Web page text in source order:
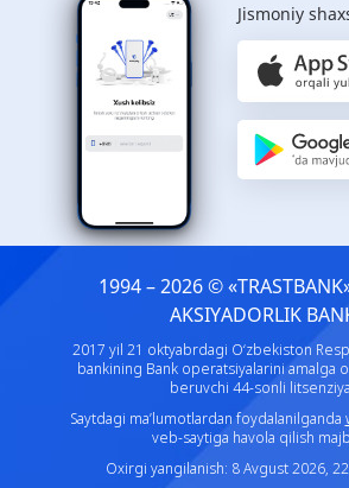
Jismoniy
1994 – 2026 ©
AKSIYADORLIK
2017 yil 21 oktyabrdagi O‘zbekiston
bankining Bank operatsiyalarini amalga
beruvchi 44-sonli
Saytdagi ma’lumotlardan foydalanilganda
veb-saytiga havola qilish
Oxirgi yangilanish: 8 Avgust 2026,